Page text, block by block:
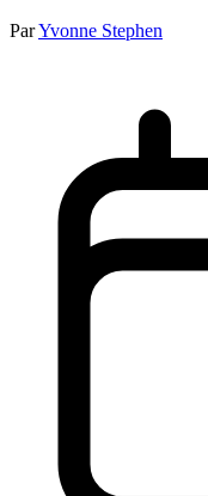
ParYvonne Stephen